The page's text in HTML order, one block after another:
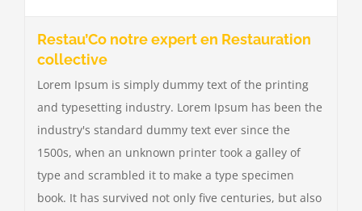
Restau’Co notre expert en Restauration
collective
Lorem Ipsum is simply dummy text of the printing
and typesetting industry. Lorem Ipsum has been the
industry's standard dummy text ever since the
1500s, when an unknown printer took a galley of
type and scrambled it to make a type specimen
book. It has survived not only five centuries, but also